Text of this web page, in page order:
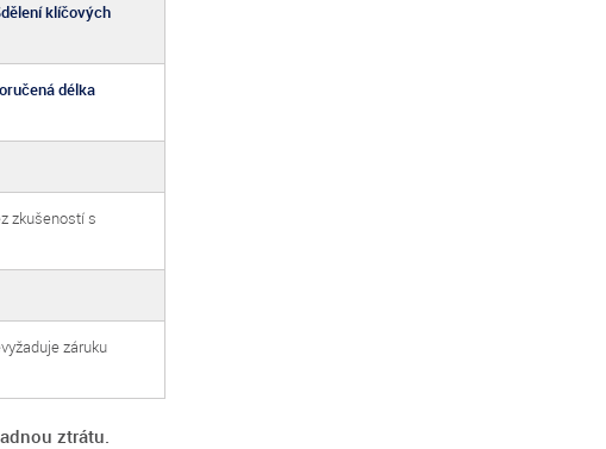
klíčových
délka
zkušeností s
záruku
ztrátu.